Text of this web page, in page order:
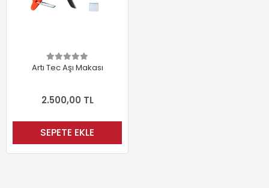
Artı Tec Aşı Makası
2.500,00 TL
SEPETE EKLE